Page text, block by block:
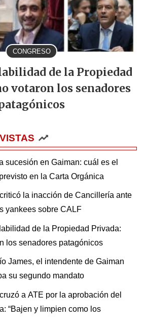
CONGRESO
de la Propiedad
votaron los senadores
sucesión en Gaiman: cuál es el
en la Carta Orgánica
la inacción de Cancillería ante
yankees sobre CALF
de la Propiedad Privada:
los senadores patagónicos
James, el intendente de Gaiman
su segundo mandato
a ATE por la aprobación del
“Bajen y limpien como los